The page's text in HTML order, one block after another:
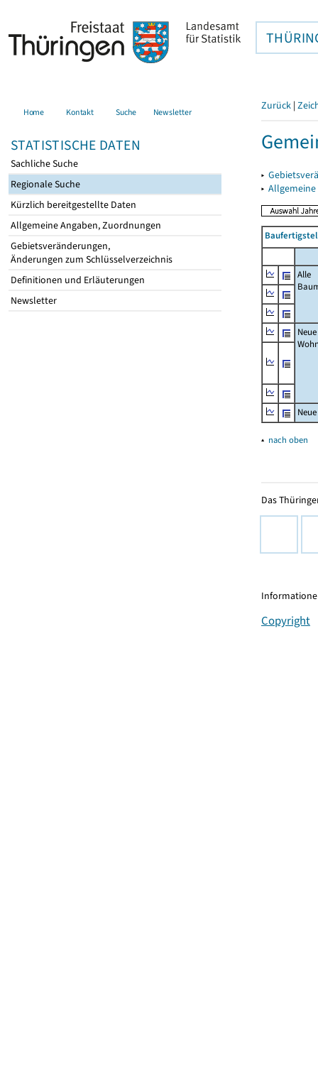
Home Kontakt Suche Newsletter
STATISTISCHE DATEN
Sachliche Suche
Regionale Suche
Kürzlich bereitgestellte Daten
Allgemeine Angaben, Zuordnungen
Gebietsveränderungen,
Änderungen zum Schlüsselverzeichnis
Definitionen und Erläuterungen
Newsletter
Zurück |
▸
▸
Alle
Neue
▴ nach oben
Das
Copyright